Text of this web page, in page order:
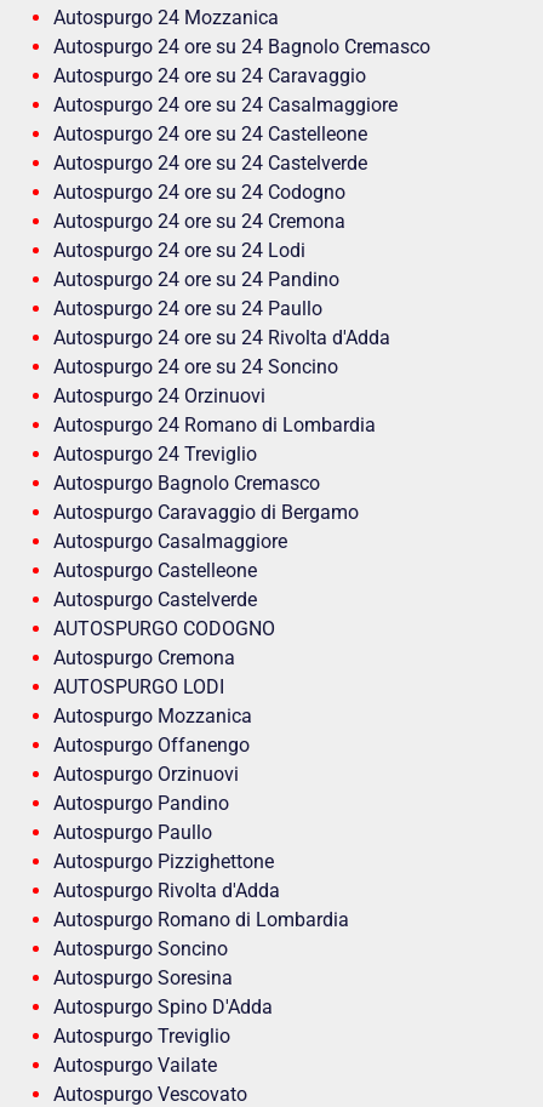
Autospurgo 24 Mozzanica
Autospurgo 24 ore su 24 Bagnolo Cremasco
Autospurgo 24 ore su 24 Caravaggio
Autospurgo 24 ore su 24 Casalmaggiore
Autospurgo 24 ore su 24 Castelleone
Autospurgo 24 ore su 24 Castelverde
Autospurgo 24 ore su 24 Codogno
Autospurgo 24 ore su 24 Cremona
Autospurgo 24 ore su 24 Lodi
Autospurgo 24 ore su 24 Pandino
Autospurgo 24 ore su 24 Paullo
Autospurgo 24 ore su 24 Rivolta d'Adda
Autospurgo 24 ore su 24 Soncino
Autospurgo 24 Orzinuovi
Autospurgo 24 Romano di Lombardia
Autospurgo 24 Treviglio
Autospurgo Bagnolo Cremasco
Autospurgo Caravaggio di Bergamo
Autospurgo Casalmaggiore
Autospurgo Castelleone
Autospurgo Castelverde
AUTOSPURGO CODOGNO
Autospurgo Cremona
AUTOSPURGO LODI
Autospurgo Mozzanica
Autospurgo Offanengo
Autospurgo Orzinuovi
Autospurgo Pandino
Autospurgo Paullo
Autospurgo Pizzighettone
Autospurgo Rivolta d'Adda
Autospurgo Romano di Lombardia
Autospurgo Soncino
Autospurgo Soresina
Autospurgo Spino D'Adda
Autospurgo Treviglio
Autospurgo Vailate
Autospurgo Vescovato